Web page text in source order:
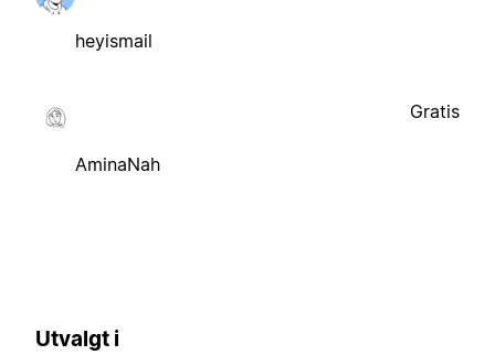
heyismail
AminaNah
Gratis
Utvalgt i